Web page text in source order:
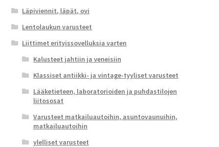
Läpiviennit, läpät, ovi
Lentolaukun varusteet
Liittimet erityissovelluksia varten
Kalusteet jahtiin ja veneisiin
Klassiset antiikki- ja vintage-tyyliset varusteet
Lääketieteen, laboratorioiden ja puhdastilojen
liitososat
Varusteet matkailuautoihin, asuntovaunuihin,
matkailuautoihin
ylelliset varusteet